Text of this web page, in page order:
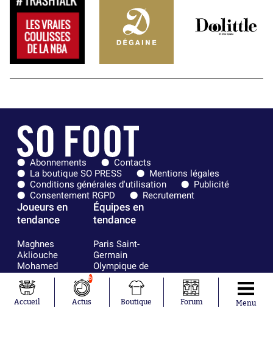
Abonnements
Contacts
La boutique SO PRESS
Mentions légales
Conditions générales d'utilisation
Publicité
Consentement RGPD
Recrutement
Joueurs en
tendance
Maghnes
Akliouche
Mohamed
Lionel Messi
Ferrán Torres
Kilian Corredor
Équipes en
tendance
Paris Saint-
Germain
Olympique de
Marseille
Real Madrid
Olympique
Accueil
6
Actus Boutique Forum Menu